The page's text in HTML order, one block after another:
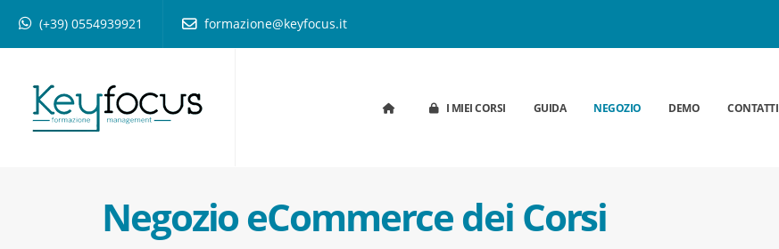
(+39) 0554939921 formazione@keyfocus.it
I MIEI CORSI GUIDA NEGOZIO DEMO CONTATTI
Negozio eCommerce dei Corsi